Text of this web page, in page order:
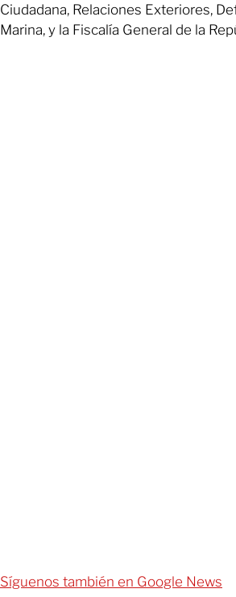
Ciudadana, Relaciones Exteriores,
Marina, y la Fiscalía General de la
Síguenos también en Google News